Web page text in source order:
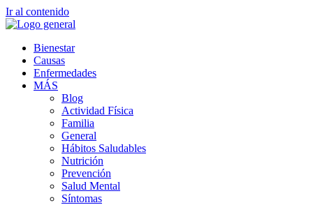
Ir al contenido
Bienestar
Causas
Enfermedades
MÁS
Blog
Actividad Física
Familia
General
Hábitos Saludables
Nutrición
Prevención
Salud Mental
Síntomas